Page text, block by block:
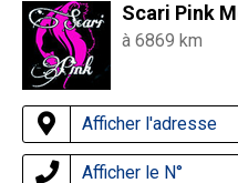
Scari Pink
à 6869 km
Afficher l'adresse
Afficher le N°